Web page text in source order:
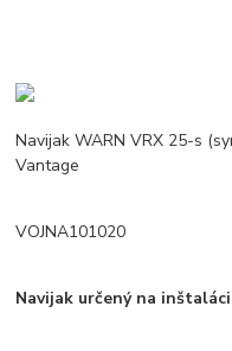
Navijak WARN VRX 25-s
Vantage
VOJNA101020
Navijak určený na